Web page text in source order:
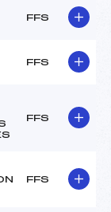
FFS
FFS
FFS
FFS